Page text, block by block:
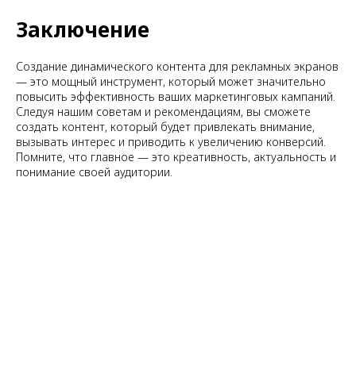
Заключение
Создание динамического контента для рекламных экранов
— это мощный инструмент, который может значительно
повысить эффективность ваших маркетинговых кампаний.
Следуя нашим советам и рекомендациям, вы сможете
создать контент, который будет привлекать внимание,
вызывать интерес и приводить к увеличению конверсий.
Помните, что главное — это креативность, актуальность и
понимание своей аудитории.